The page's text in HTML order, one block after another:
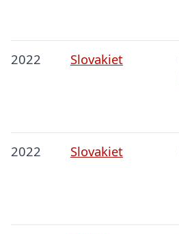
2022 Slovakiet
2022 Slovakiet